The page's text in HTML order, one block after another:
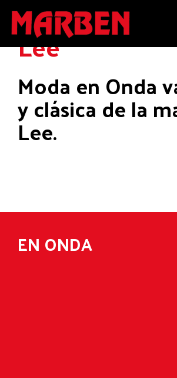
Lee
Moda en Onda
y clásica de la
Lee.
EN ONDA